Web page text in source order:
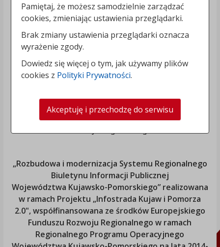
„Rozbudowa i modernizacja Systemu Regionalnego
Biuletynu Informacji Publicznej
Województwa Kujawsko-Pomorskiego” realizowana
w ramach Projektu „Infostrada Kujaw i Pomorza
2.0", współfinansowana ze środków Europejskiego
Funduszu Rozwoju Regionalnego w ramach
Regionalnego Programu Operacyjnego
Pamiętaj, że możesz samodzielnie zarządzać
cookies, zmieniając ustawienia przeglądarki.
Brak zmiany ustawienia przeglądarki oznacza
wyrażenie zgody.
Dowiedz się więcej o tym, jak używamy plików
cookies z Polityki Prywatności.
Akceptuję i przechodzę do serwisu